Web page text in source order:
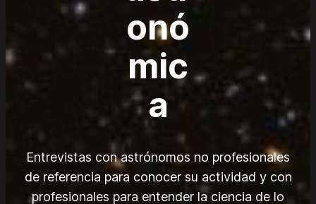
onó
mic
a
Entrevistas con astrónomos no profesionales
de referencia para conocer su actividad y con
profesionales para entender la ciencia de lo